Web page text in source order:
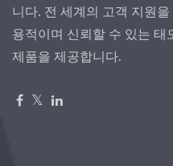
니다. 전 세계의 고객 지원
용적이며 신뢰할 수 있는 태
제품을 제공합니다.